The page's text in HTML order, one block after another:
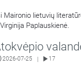
Maironio lietuvių
Paplauskienė.
2026-07-25 | 17